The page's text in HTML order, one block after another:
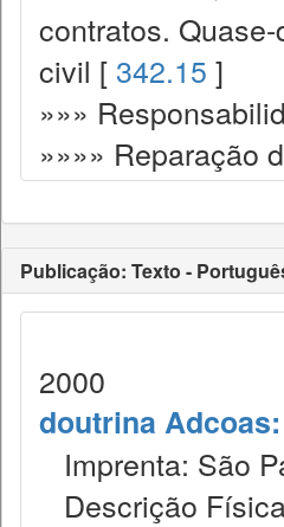
contratos.
civil [ 342.15 ]
»»»
»»»» Reparação
Publicação: Texto -
2000
doutrina
Imprenta: São
Descrição